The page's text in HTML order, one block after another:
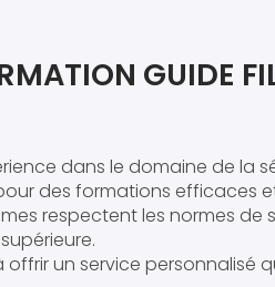
GUIDE
dans le domaine de la
des formations efficaces
respectent les normes de
offrir un service personnalisé